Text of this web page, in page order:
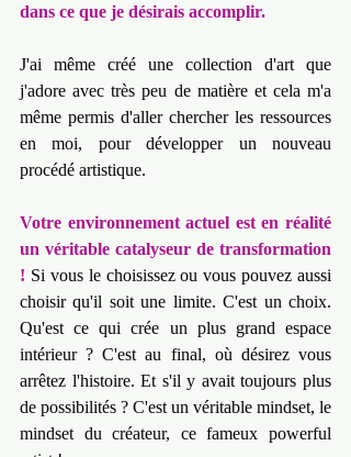
dans ce que je désirais accomplir.
J'ai même créé une collection d'art que
j'adore avec très peu de matière et cela m'a
même permis d'aller chercher les ressources
en moi, pour développer un nouveau
procédé artistique.
Votre environnement actuel est en réalité
un véritable catalyseur de transformation
! Si vous le choisissez ou vous pouvez aussi
choisir qu'il soit une limite. C'est un choix.
Qu'est ce qui crée un plus grand espace
intérieur ? C'est au final, où désirez vous
arrêtez l'histoire. Et s'il y avait toujours plus
de possibilités ? C'est un véritable mindset, le
mindset du créateur, ce fameux powerful